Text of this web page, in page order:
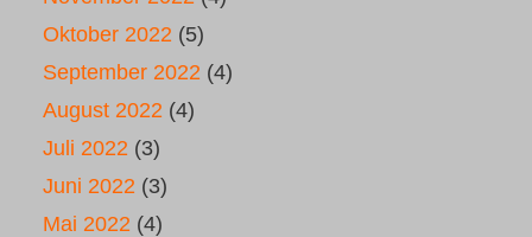
Oktober 2022 (5)
September 2022 (4)
August 2022 (4)
Juli 2022 (3)
Juni 2022 (3)
Mai 2022 (4)